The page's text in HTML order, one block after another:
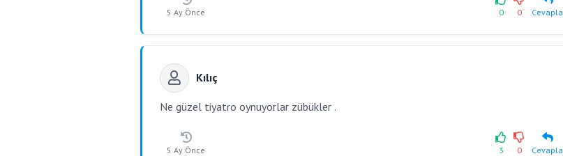
5 Ay Önce 0 0 Cevapla
Kılıç
Ne güzel tiyatro oynuyorlar zübükler .
5 Ay Önce 3 0 Cevapla